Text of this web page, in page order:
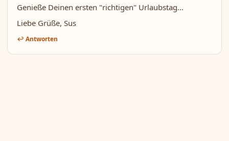
Genieße Deinen ersten "richtigen" Urlaubstag...
Liebe Grüße, Sus
↩ Antworten